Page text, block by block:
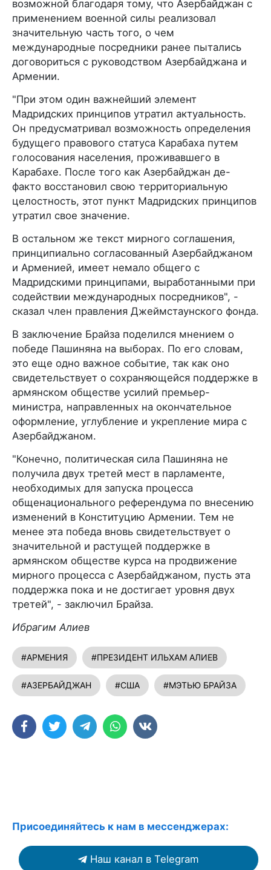
возможной благодаря тому, что Азербайджан с
применением военной силы реализовал
значительную часть того, о чем
международные посредники ранее пытались
договориться с руководством Азербайджана и
Армении.
"При этом один важнейший элемент
Мадридских принципов утратил актуальность.
Он предусматривал возможность определения
будущего правового статуса Карабаха путем
голосования населения, проживавшего в
Карабахе. После того как Азербайджан де-
факто восстановил свою территориальную
целостность, этот пункт Мадридских принципов
утратил свое значение.
В остальном же текст мирного соглашения,
принципиально согласованный Азербайджаном
и Арменией, имеет немало общего с
Мадридскими принципами, выработанными при
содействии международных посредников", -
сказал член правления Джеймстаунского фонда.
В заключение Брайза поделился мнением о
победе Пашиняна на выборах. По его словам,
это еще одно важное событие, так как оно
свидетельствует о сохраняющейся поддержке в
армянском обществе усилий премьер-
министра, направленных на окончательное
оформление, углубление и укрепление мира с
Азербайджаном.
"Конечно, политическая сила Пашиняна не
получила двух третей мест в парламенте,
необходимых для запуска процесса
общенационального референдума по внесению
изменений в Конституцию Армении. Тем не
менее эта победа вновь свидетельствует о
значительной и растущей поддержке в
армянском обществе курса на продвижение
мирного процесса с Азербайджаном, пусть эта
поддержка пока и не достигает уровня двух
третей", - заключил Брайза.
Ибрагим Алиев
#АРМЕНИЯ #ПРЕЗИДЕНТ ИЛЬХАМ АЛИЕВ
#АЗЕРБАЙДЖАН #США #МЭТЬЮ БРАЙЗА
Присоединяйтесь к нам в мессенджерах:
Наш канал в Telegram